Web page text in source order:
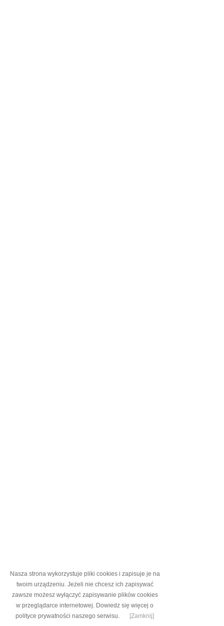
Nasza strona wykorzystuje pliki cookies i zapisuje je na
twoim urządzeniu. Jeżeli nie chcesz ich zapisywać
zawsze możesz wyłączyć zapisywanie plików cookies
w przeglądarce internetowej. Dowiedz się więcej o
polityce prywatności naszego serwisu.
[Zamknij]